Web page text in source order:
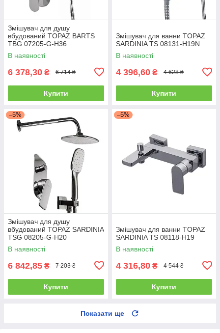
Змішувач для душу
вбудований TOPAZ BARTS
TBG 07205-G-H36
В наявності
6 378,30 ₴ 6 714 ₴
Купити
Змішувач для ванни TOPAZ
SARDINIA TS 08131-H19N
В наявності
4 396,60 ₴ 4 628 ₴
Купити
–5%
Змішувач для душу
вбудований TOPAZ SARDINIA
TSG 08205-G-H20
В наявності
6 842,85 ₴ 7 203 ₴
Купити
–5%
Змішувач для ванни TOPAZ
SARDINIA TS 08118-H19
В наявності
4 316,80 ₴ 4 544 ₴
Купити
Показати ще